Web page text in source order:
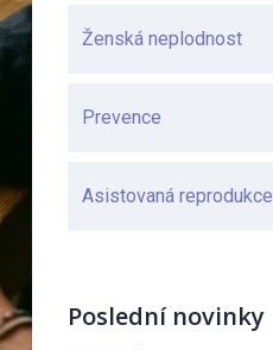
Ženská neplodnost
Prevence
Asistovaná reprodukce
Poslední novinky